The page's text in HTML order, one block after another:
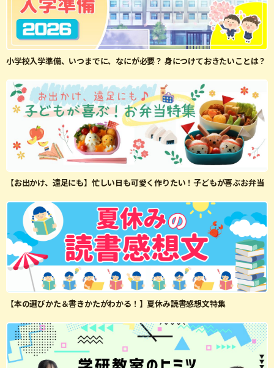
小学校入学準備、いつまでに、なにが必要？ 身につけておきたいことは？
【お出かけ、遠足にも】忙しい日も可愛く作りたい！子どもが喜ぶお弁当
【本の選びかた＆書きかたがわかる！】夏休み読書感想文特集